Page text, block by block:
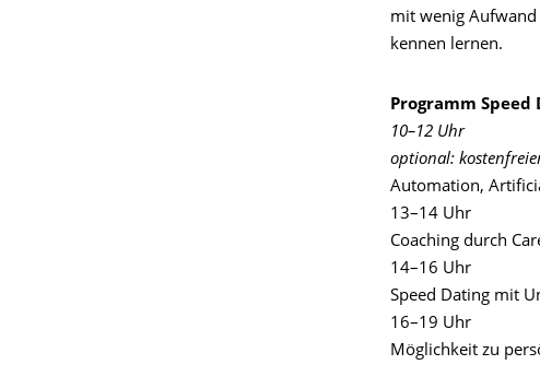
mit wenig Aufwand
kennen lernen.
Programm Speed
10–12 Uhr
optional:
Automation,
13–14 Uhr
Coaching durch
14–16 Uhr
Speed Dating mit
16–19 Uhr
Möglichkeit zu